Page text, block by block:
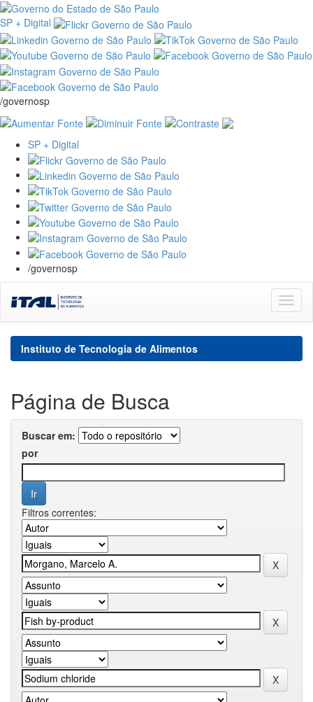
SP + Digital
/governosp
SP + Digital
/governosp
navigation
Instituto de Tecnologia de Alimentos
Página de Busca
Buscar em:
por
Filtros correntes: